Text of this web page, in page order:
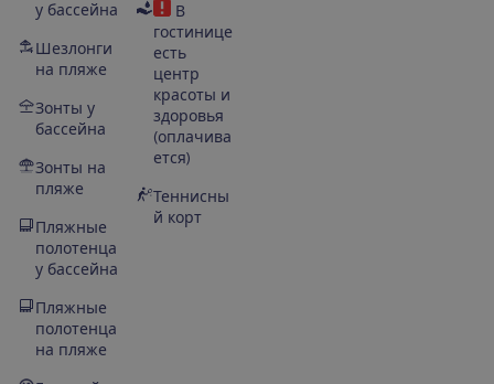
у бассейна
Шезлонги
на пляже
Зонты у
бассейна
Зонты на
пляже
Пляжные
полотенца
у бассейна
Пляжные
полотенца
на пляже
В
гостинице
есть
центр
красоты и
здоровья
(оплачива
ется)
Теннисны
й корт